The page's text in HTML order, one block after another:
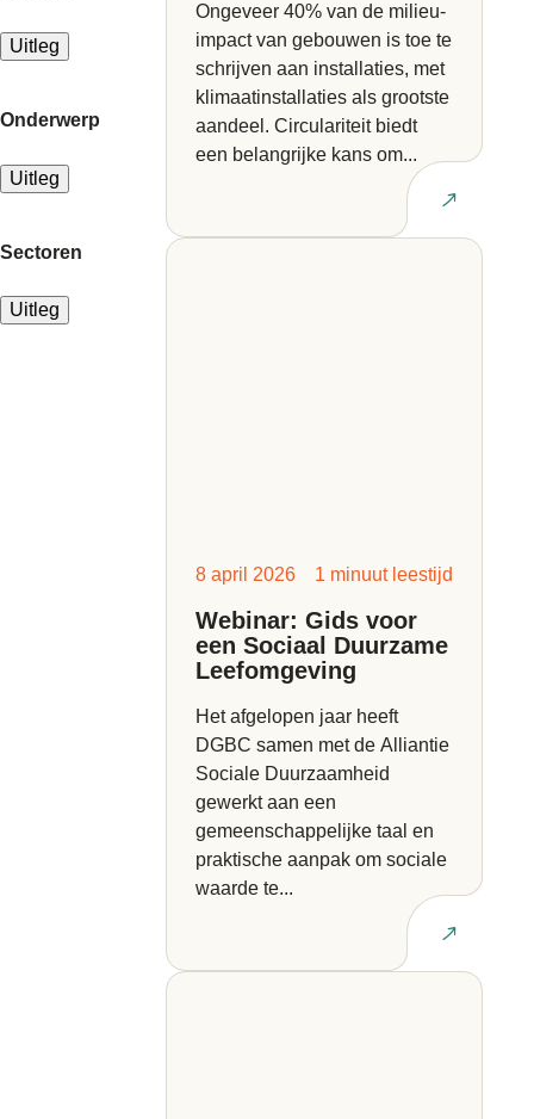
Uitleg
Onderwerp
Uitleg
Sectoren
Uitleg
Ongeveer 40% van de milieu-
impact van gebouwen is toe te
schrijven aan installaties, met
klimaatinstallaties als grootste
aandeel. Circulariteit biedt
een belangrijke kans om...
Lees artikel
8 april 2026 1 minuut leestijd
Webinar: Gids voor
een Sociaal Duurzame
Leefomgeving
Het afgelopen jaar heeft
DGBC samen met de Alliantie
Sociale Duurzaamheid
gewerkt aan een
gemeenschappelijke taal en
praktische aanpak om sociale
waarde te...
Lees artikel